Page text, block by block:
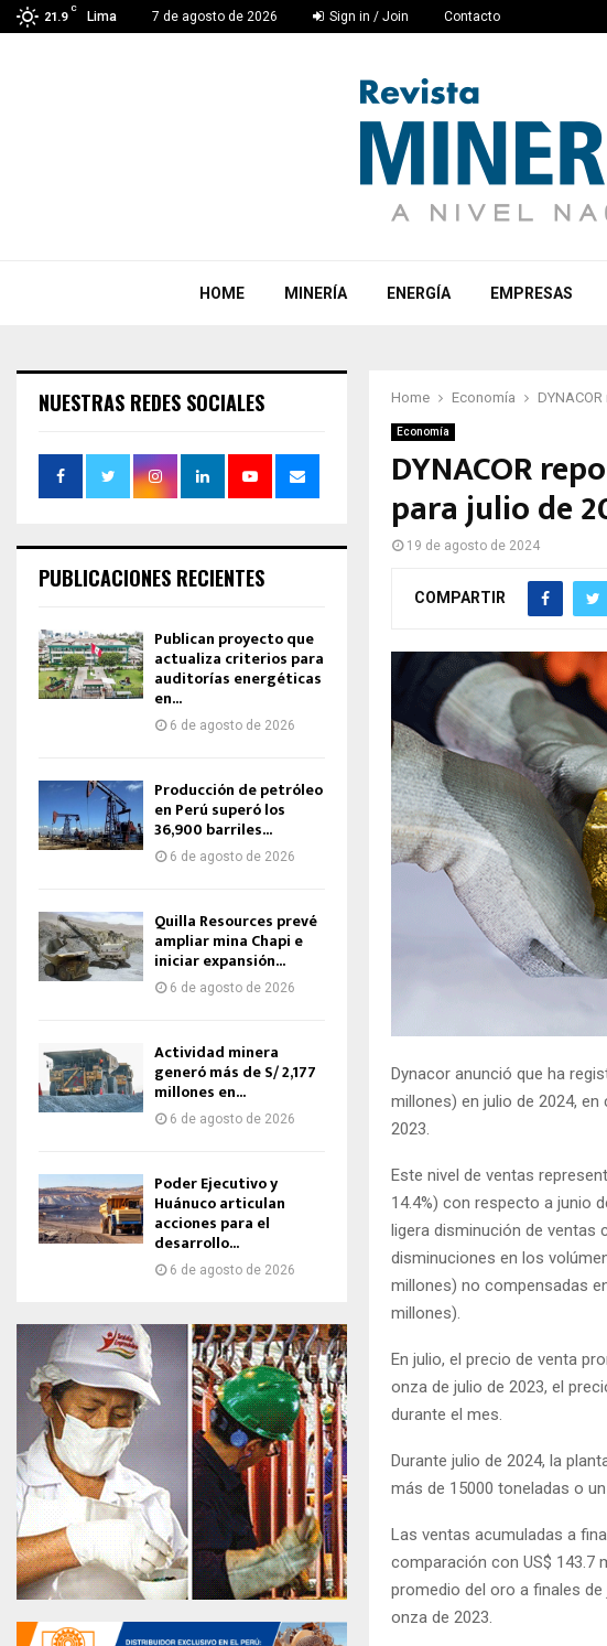
21.9
C
Lima 7 de agosto de 2026 Sign in / Join Contacto
HOME MINERÍA ENERGÍA EMPRESAS
Home Economía
Economía
DYNACOR
para julio de
19 de agosto de 2024
COMPARTIR
Dynacor anunció que ha
millones) en julio de 2024,
2023.
Este nivel de ventas
14.4%) con respecto a junio
ligera disminución de ventas
disminuciones en los
millones) no compensadas
millones).
En julio, el precio de venta
onza de julio de 2023, el
durante el mes.
Durante julio de 2024, la
más de 15000 toneladas o
Las ventas acumuladas a
comparación con US$ 143.7
promedio del oro a finales
onza de 2023.
NUESTRAS REDES SOCIALES
PUBLICACIONES RECIENTES
Publican proyecto que
actualiza criterios para
auditorías energéticas
en...
6 de agosto de 2026
Producción de petróleo
en Perú superó los
36,900 barriles...
6 de agosto de 2026
Quilla Resources prevé
ampliar mina Chapi e
iniciar expansión...
6 de agosto de 2026
Actividad minera
generó más de S/ 2,177
millones en...
6 de agosto de 2026
Poder Ejecutivo y
Huánuco articulan
acciones para el
desarrollo...
6 de agosto de 2026